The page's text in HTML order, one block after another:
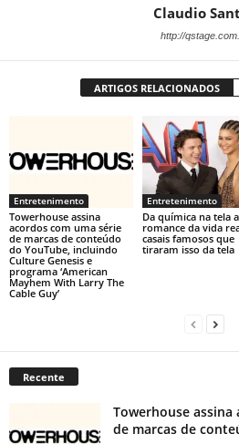
Claudio
http://
ARTIGOS RELACIONADOS
Entretenimento
Towerhouse assina
acordos com uma série
de marcas de conteúdo
do YouTube, incluindo
Culture Genesis e
programa ‘American
Mayhem With Larry The
Cable Guy’
Entretenimento
Da química na tela
romance da vida
casais famosos que
tiraram isso da tela
Recente
Towerhouse assina
de marcas de